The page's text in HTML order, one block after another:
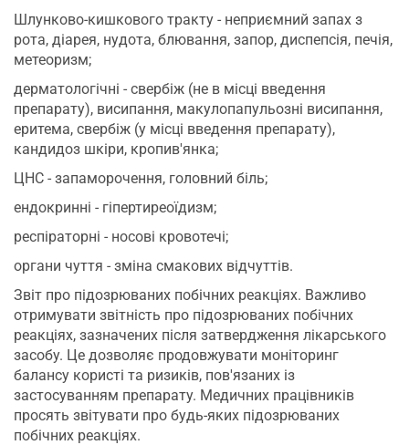
Шлунково-кишкового тракту - неприємний запах з
рота, діарея, нудота, блювання, запор, диспепсія, печія,
метеоризм;
дерматологічні - свербіж (не в місці введення
препарату), висипання, макулопапульозні висипання,
еритема, свербіж (у місці введення препарату),
кандидоз шкіри, кропив'янка;
ЦНС - запаморочення, головний біль;
ендокринні - гіпертиреоїдизм;
респіраторні - носові кровотечі;
органи чуття - зміна смакових відчуттів.
Звіт про підозрюваних побічних реакціях. Важливо
отримувати звітність про підозрюваних побічних
реакціях, зазначених після затвердження лікарського
засобу. Це дозволяє продовжувати моніторинг
балансу користі та ризиків, пов'язаних із
застосуванням препарату. Медичних працівників
просять звітувати про будь-яких підозрюваних
побічних реакціях.